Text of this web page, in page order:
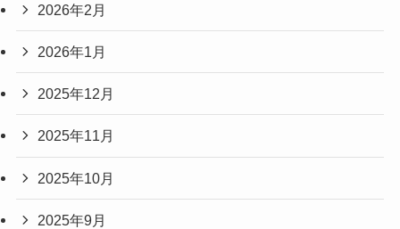
2026年2月
2026年1月
2025年12月
2025年11月
2025年10月
2025年9月